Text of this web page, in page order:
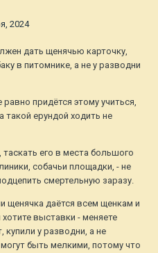
2024
дать щенячью карточку,
в питомнике, а не у разводни
придётся этому учиться,
такой ерундой ходить не
его в места большого
собачьи площадки, - не
смертельную заразу.
щенячка даётся всем щенкам и
выставки - меняете
у разводни, а не
быть мелкими, потому что